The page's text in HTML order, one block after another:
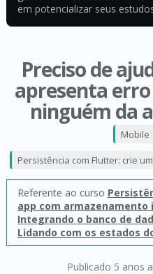
em potencializar seus
Preciso de
apresenta
ninguém da
Publicado 5 anos
Mobile
Persistência com Flutter: crie
Referente ao curso
app com armazenamento
Integrando o banco de
Lidando com os estados